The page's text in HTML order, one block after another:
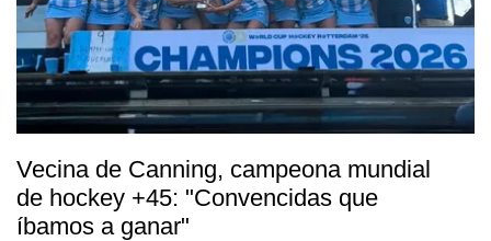
Vecina de Canning, campeona mundial
de hockey +45: "Convencidas que
íbamos a ganar"